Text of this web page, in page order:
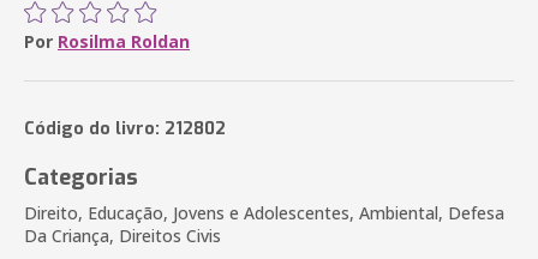
Por Rosilma Roldan
Código do livro: 212802
Categorias
Direito, Educação, Jovens e Adolescentes, Ambiental, Defesa
Da Criança, Direitos Civis